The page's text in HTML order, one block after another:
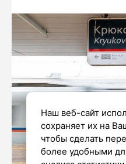
Наш веб-сайт
сохраняет их на
чтобы сделать
более удобными